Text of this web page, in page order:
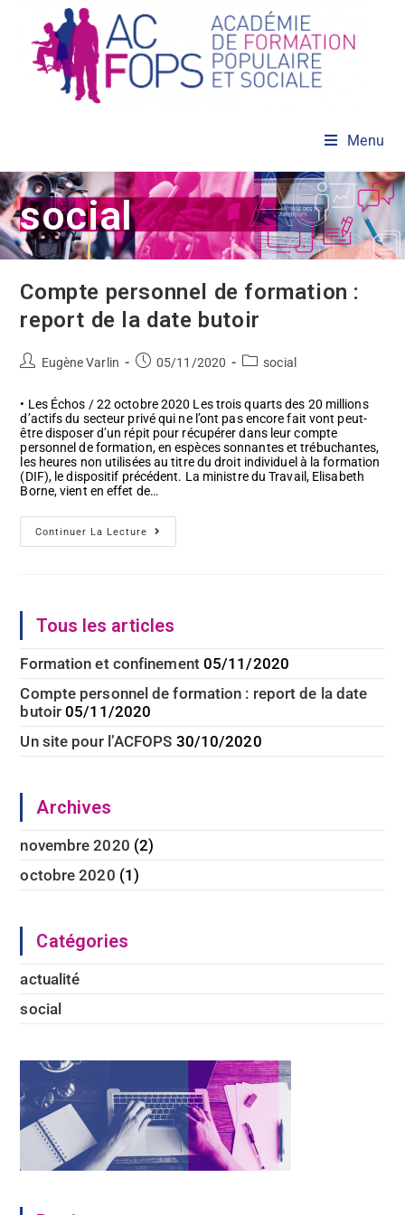
Menu
social
Compte personnel de formation :
report de la date butoir
Auteur/autrice
la
publication :
Eugène Varlin
Post05/11/2020
Postsocial
• Les Échos / 22 octobre 2020 Les trois quarts des 20 millions
d’actifs du secteur privé qui ne l’ont pas encore fait vont peut-
être disposer d’un répit pour récupérer dans leur compte
personnel de formation, en espèces sonnantes et trébuchantes,
les heures non utilisées au titre du droit individuel à la formation
(DIF), le dispositif précédent. La ministre du Travail, Elisabeth
Borne, vient en effet de…
Continuer La Lecture
Compte
Personnel
La
Date
Tous les articles
Formation et confinement 05/11/2020
Compte personnel de formation : report de la date
butoir 05/11/2020
Un site pour l’ACFOPS 30/10/2020
Archives
novembre 2020 (2)
octobre 2020 (1)
Catégories
actualité
social